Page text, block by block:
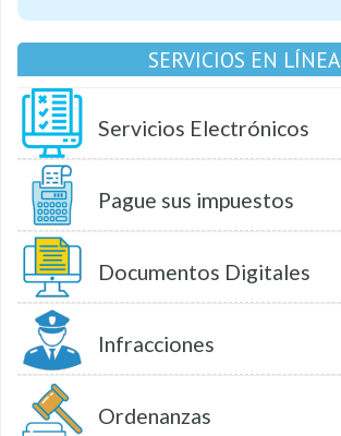
SERVICIOS EN LÍNEA
Servicios Electrónicos
Pague sus impuestos
Documentos Digitales
Infracciones
Ordenanzas